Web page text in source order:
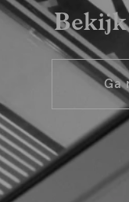
Bekijk
Ga